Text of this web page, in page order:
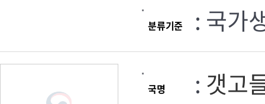
분류기준 : 국가
국명 : 갯고